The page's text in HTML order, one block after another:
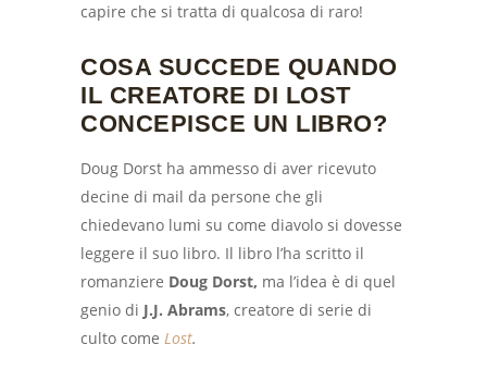
capire che si tratta di qualcosa di raro!
COSA SUCCEDE QUANDO
IL CREATORE DI LOST
CONCEPISCE UN LIBRO?
Doug Dorst ha ammesso di aver ricevuto
decine di mail da persone che gli
chiedevano lumi su come diavolo si dovesse
leggere il suo libro. Il libro l’ha scritto il
romanziere Doug Dorst, ma l’idea è di quel
genio di J.J. Abrams, creatore di serie di
culto come Lost.